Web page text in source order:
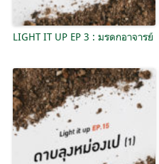
LIGHT IT UP EP 3 : มรดกอาจารย์